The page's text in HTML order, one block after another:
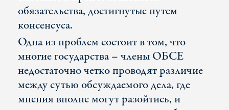
обязательства, достигнутые путем
консенсуса.
Одна из проблем состоит в том, что
многие государства – члены ОБСЕ
недостаточно четко проводят различие
между сутью обсуждаемого дела, где
мнения вполне могут разойтись, и